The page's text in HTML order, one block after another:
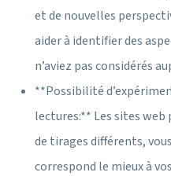
et de nouvelles
aider à identifier des
n’aviez pas considérés
**Possibilité
lectures:** Les sites
de tirages différents,
correspond le mieux à